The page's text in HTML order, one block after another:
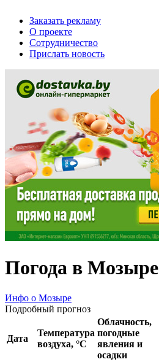
Заказать рекламу
О проекте
Сотрудничество
Прислать новость
Погода в Мозыре
Инфо о Мозыре
Подробный прогноз
Дата
Температура
воздуха, °C
Облачность,
погодные
явления и
осадки